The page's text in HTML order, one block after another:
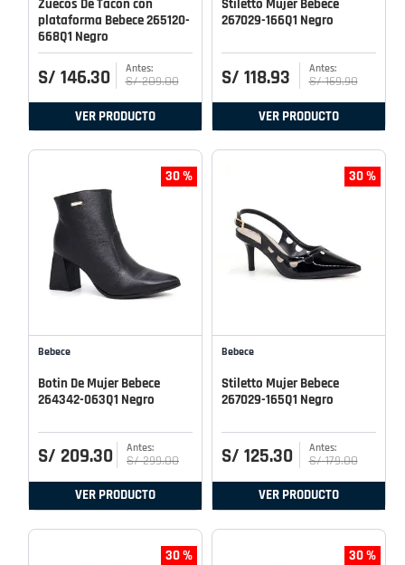
Zuecos De Tacon con
plataforma Bebece 265120-
668Q1 Negro
S/ 146.30 S/ 209.00
VER PRODUCTO
Stiletto Mujer Bebece
267029-166Q1 Negro
S/ 118.93 S/ 169.90
VER PRODUCTO
30 %
Bebece
Botin De Mujer Bebece
264342-063Q1 Negro
S/ 209.30 S/ 299.00
VER PRODUCTO
30 %
Bebece
Stiletto Mujer Bebece
267029-165Q1 Negro
S/ 125.30 S/ 179.00
VER PRODUCTO
30 % 30 %